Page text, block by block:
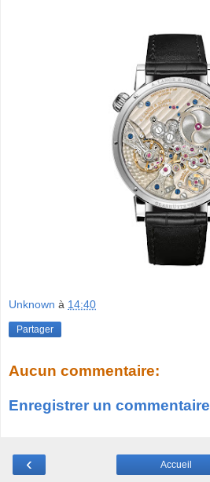
Unknown à 14:40
Partager
Aucun commentaire:
Enregistrer un commentaire
‹ Accueil